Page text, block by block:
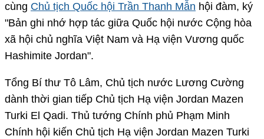
cùng Chủ tịch Quốc hội Trần Thanh Mẫn hội đàm, ký
"Bản ghi nhớ hợp tác giữa Quốc hội nước Cộng hòa
xã hội chủ nghĩa Việt Nam và Hạ viện Vương quốc
Hashimite Jordan".
Tổng Bí thư Tô Lâm, Chủ tịch nước Lương Cường
dành thời gian tiếp Chủ tịch Hạ viện Jordan Mazen
Turki El Qadi. Thủ tướng Chính phủ Phạm Minh
Chính hội kiến Chủ tịch Hạ viện Jordan Mazen Turki